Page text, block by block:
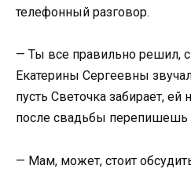
телефонный разговор.
— Ты все правильно решил,
Екатерины Сергеевны
пусть Светочка забирает, ей
после свадьбы перепишешь
— Мам, может, стоит